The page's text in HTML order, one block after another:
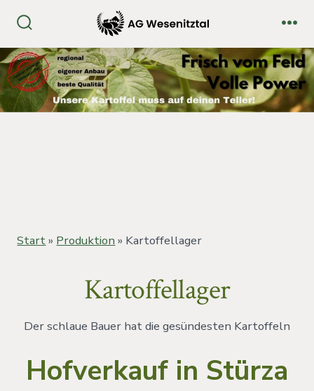
Inhalt
springenein-/ausblenden
Start» Produktion » Kartoffellager
Kartoffellager
Der schlaue Bauer hat die gesündesten Kartoffeln
Hofverkauf in Stürza